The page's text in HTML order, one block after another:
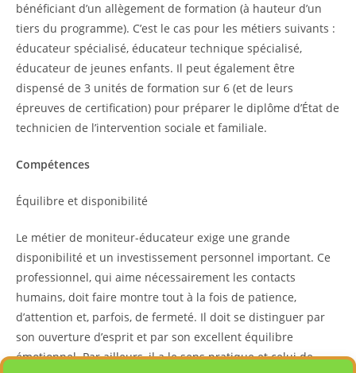
bénéficiant d’un allègement de formation (à hauteur d’un
tiers du programme). C’est le cas pour les métiers suivants :
éducateur spécialisé, éducateur technique spécialisé,
éducateur de jeunes enfants. Il peut également être
dispensé de 3 unités de formation sur 6 (et de leurs
épreuves de certification) pour préparer le diplôme d’État de
technicien de l’intervention sociale et familiale.
Compétences
Équilibre et disponibilité
Le métier de moniteur-éducateur exige une grande
disponibilité et un investissement personnel important. Ce
professionnel, qui aime nécessairement les contacts
humains, doit faire montre tout à la fois de patience,
d’attention et, parfois, de fermeté. Il doit se distinguer par
son ouverture d’esprit et par son excellent équilibre
émotionnel. Par ailleurs, il a le sens pratique et celui de